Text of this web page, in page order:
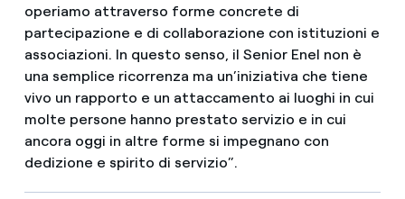
operiamo attraverso forme concrete di
partecipazione e di collaborazione con istituzioni e
associazioni. In questo senso, il Senior Enel non è
una semplice ricorrenza ma un’iniziativa che tiene
vivo un rapporto e un attaccamento ai luoghi in cui
molte persone hanno prestato servizio e in cui
ancora oggi in altre forme si impegnano con
dedizione e spirito di servizio”.